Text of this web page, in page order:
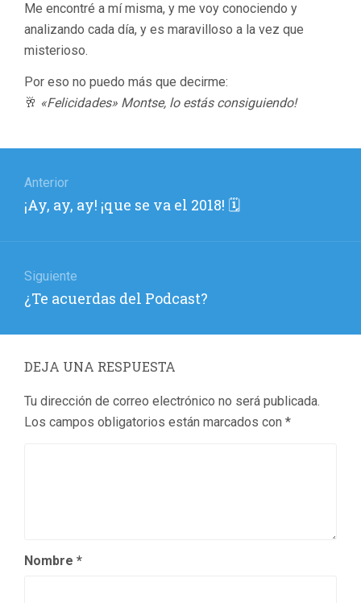
Me encontré a mí misma, y me voy conociendo y
analizando cada día, y es maravilloso a la vez que
misterioso.
Por eso no puedo más que decirme:
🥂 «Felicidades» Montse, lo estás consiguiendo!
de
entradas
Anterior
Entrada
¡Ay, ay, ay! ¡que se va el 2018! 🗓
Siguiente
Entrada
¿Te acuerdas del Podcast?
DEJA UNA RESPUESTA
Tu dirección de correo electrónico no será publicada.
Los campos obligatorios están marcados con *
Nombre *